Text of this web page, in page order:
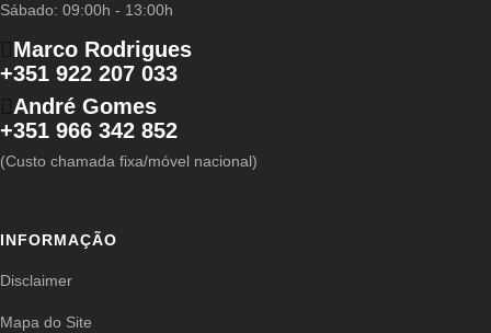
Sábado: 09:00h - 13:00h
Marco Rodrigues
+351 922 207 033
André Gomes
+351 966 342 852
(Custo chamada fixa/móvel nacional)
INFORMAÇÃO
Disclaimer
Mapa do Site